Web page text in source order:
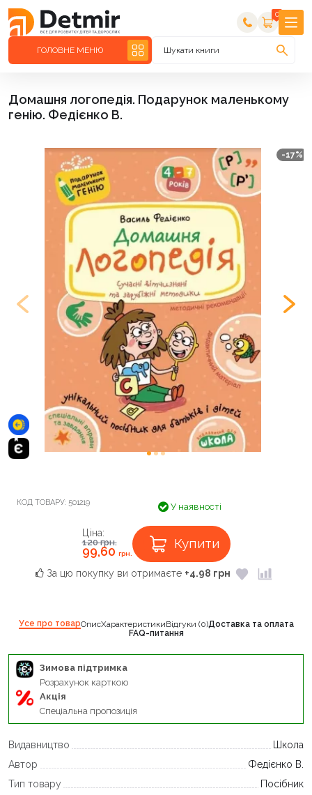
0
ГОЛОВНЕ МЕНЮ Шукати книги
Домашня логопедія. Подарунок маленькому
генію. Федієнко В.
-17%
КОД ТОВАРУ: 501219 У наявності
Ціна:
120грн.
99,60 грн.
Купити
За цю покупку ви отримаєте +4.98 грн
Усе про товарОписХарактеристикиВідгуки (0)Доставка та оплата
FAQ-питання
Зимова підтримка
Розрахунок карткою
Акція
Спеціальна пропозиція
Видавництво
Школа
Автор
Федієнко В.
Тип товару
Посібник